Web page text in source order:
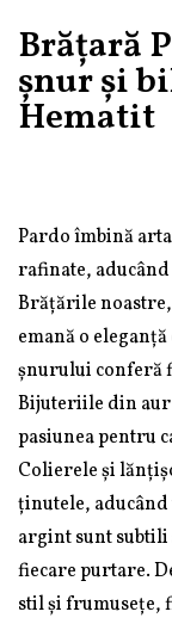
Brățară
șnur și
Hematit
Pardo îmbină
rafinate,
Brățările
emană o
șnurului conferă
Bijuteriile din aur
pasiunea pentru
Colierele și
ținutele,
argint sunt
fiecare purtare.
stil și frumusețe,